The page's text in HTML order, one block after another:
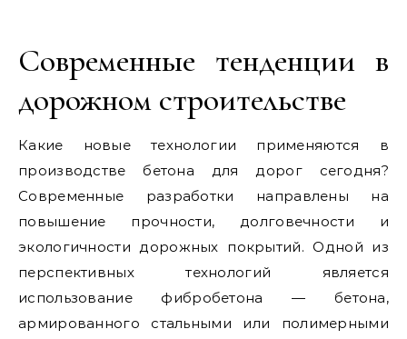
Современные тенденции в
дорожном строительстве
Какие новые технологии применяются в
производстве бетона для дорог сегодня?
Современные разработки направлены на
повышение прочности, долговечности и
экологичности дорожных покрытий. Одной из
перспективных технологий является
использование фибробетона — бетона,
армированного стальными или полимерными